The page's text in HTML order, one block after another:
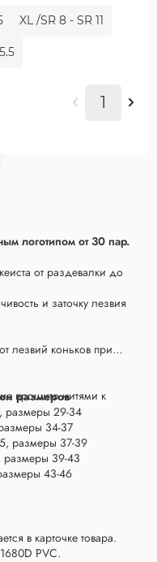
XL /SR 8 - SR 11
логотипом от 30 пар.
от раздевалки до
и заточку лезвия
лезвий коньков при
прошито нитями к
размеров
размеры 29-34
34-37
размеры 37-39
размеры 39-43
43-46
в карточке товара.
PVC.